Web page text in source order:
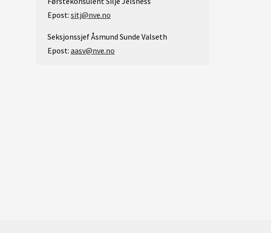
Epost: sitj@nve.no
Seksjonssjef Åsmund Sunde Valseth
Epost: aasv@nve.no